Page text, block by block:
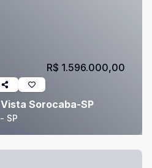
Sorocaba-SP
SP
R$ 1.596.000,00